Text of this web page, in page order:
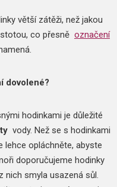
větší zátěži, než jakou
co přesně označení
dovolené?
hodinkami je důležité
vody. Než se s hodinkami
lehce opláchněte, abyste
doporučujeme hodinky
nich smyla usazená sůl.